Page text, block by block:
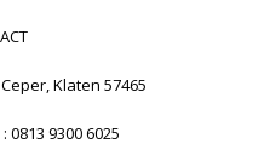
Klaten 57465
0813 9300 6025